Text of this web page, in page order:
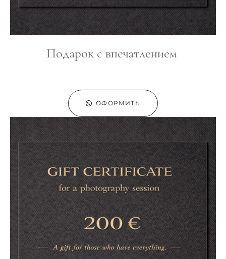
Подарок с впечатлением
ОФОРМИТЬ